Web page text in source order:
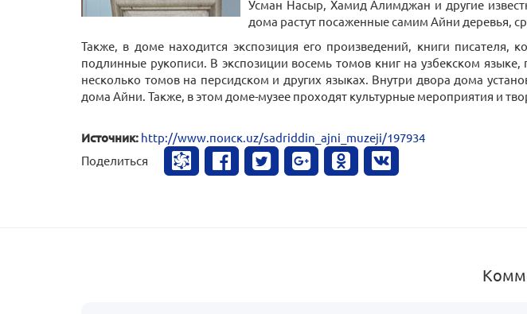
Усман Насыр, Хамид Алимджан и другие
дома растут посаженные самим Айни деревья,
Также, в доме находится экспозиция его произведений, книги
подлинные рукописи. В экспозиции восемь томов книг на узбекском
несколько томов на персидском и других языках. Внутри двора дома
дома Айни. Также, в этом доме-музее проходят культурные мероприятия и
Источник: http://www.поиск.uz/sadriddin_ajni_muzeji/197934
Поделиться